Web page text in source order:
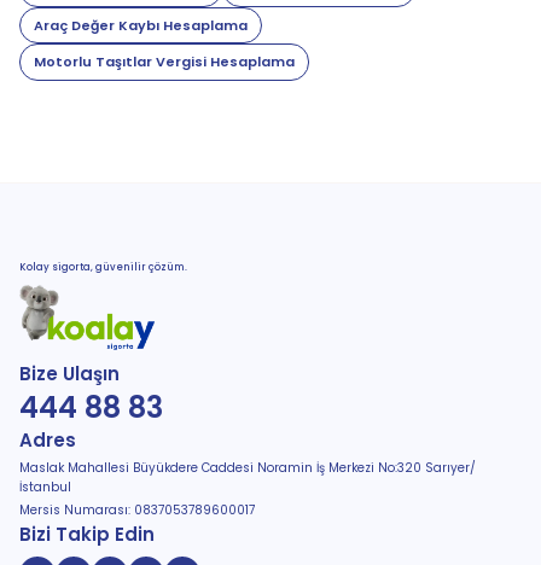
Araç Değer Kaybı Hesaplama
Motorlu Taşıtlar Vergisi Hesaplama
Kolay sigorta, güvenilir çözüm.
Bize Ulaşın
444 88 83
Adres
Maslak Mahallesi Büyükdere Caddesi Noramin İş Merkezi No:320 Sarıyer/
İstanbul
Mersis Numarası: 0837053789600017
Bizi Takip Edin